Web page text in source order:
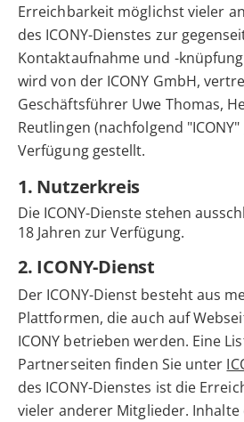
Erreichbarkeit möglichst vieler
des ICONY-Dienstes zur
Kontaktaufnahme und -
wird von der ICONY GmbH,
Geschäftsführer Uwe Thomas,
Reutlingen (nachfolgend
Verfügung gestellt.
1. Nutzerkreis
Die ICONY-Dienste stehen
18 Jahren zur Verfügung.
2. ICONY-Dienst
Der ICONY-Dienst besteht aus
Plattformen, die auch auf
ICONY betrieben werden. Eine
Partnerseiten finden Sie unter
des ICONY-Dienstes ist die
vieler anderer Mitglieder.